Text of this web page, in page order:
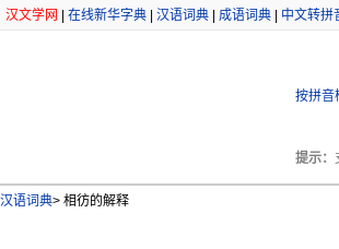
汉文学网 在线新华字典 汉语词典 成语词典 中文转拼
按拼音
提示：
汉语词典> 相彷的解释